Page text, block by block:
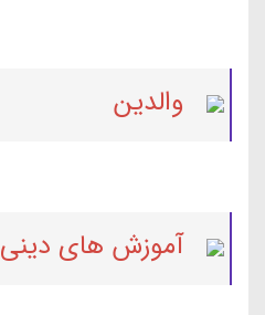
والدین
آموزش های دینی